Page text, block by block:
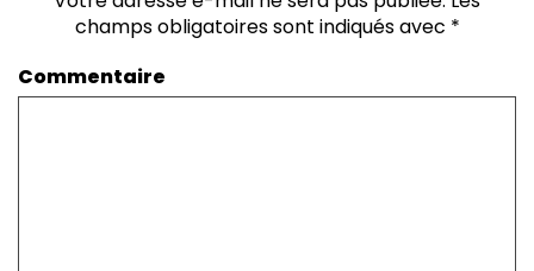
champs obligatoires sont indiqués avec *
Commentaire